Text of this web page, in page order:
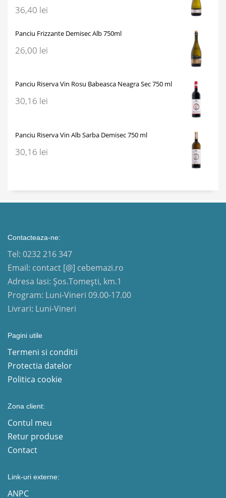
36,40 lei
Panciu Frizzante Demisec Alb 750ml
26,00 lei
Panciu Riserva Vin Rosu Babeasca Neagra Sec 750 ml
30,16 lei
Panciu Riserva Vin Alb Sarba Demisec 750 ml
30,16 lei
Contacteaza-ne:
Tel: 0232 216 347
Email: contact [@] cebemazi.ro
Adresa Iasi: Șos.Tomești, km.1
Program: Luni-Vineri 09.00-17.00
Livrari: Luni-Vineri
Pagini utile
Termeni si conditii
Protectia datelor
Politica cookie
Zona client:
Contul meu
Retur produse
Contact
Link-uri externe:
ANPC